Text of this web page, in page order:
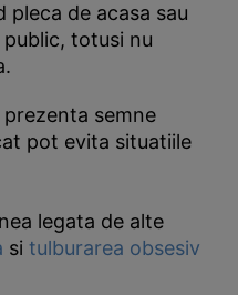
de acasa sau
totusi nu
semne
pot evita situatiile
legata de alte
si tulburarea obsesiv